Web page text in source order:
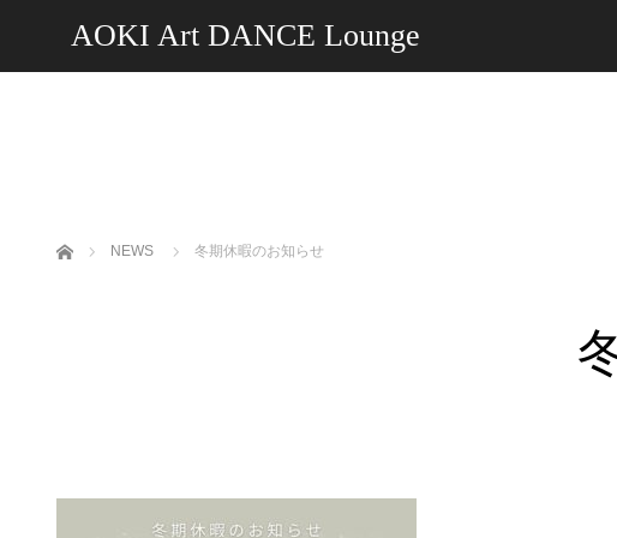
AOKI Art DANCE Lounge
ホーム NEWS 冬期休暇のお知らせ